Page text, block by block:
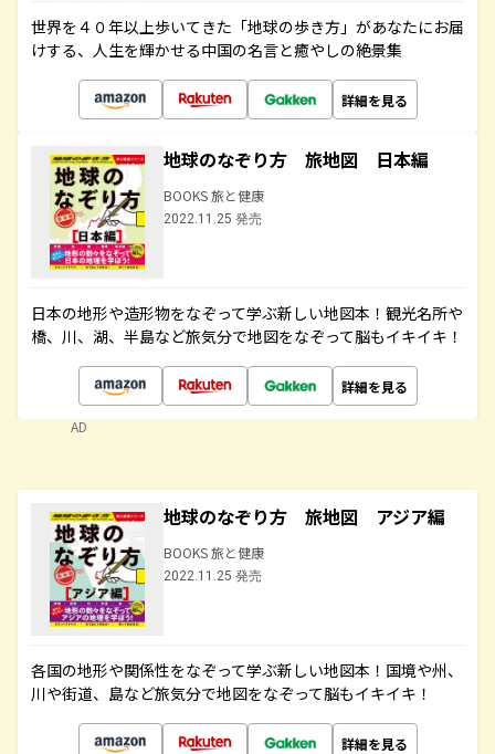
世界を４０年以上歩いてきた「地球の歩き方」があなたにお届
けする、人生を輝かせる中国の名言と癒やしの絶景集
詳細を見る
地球のなぞり方 旅地図 日本編
BOOKS 旅と健康
2022.11.25 発売
日本の地形や造形物をなぞって学ぶ新しい地図本！観光名所や
橋、川、湖、半島など旅気分で地図をなぞって脳もイキイキ！
詳細を見る
AD
地球のなぞり方 旅地図 アジア編
BOOKS 旅と健康
2022.11.25 発売
各国の地形や関係性をなぞって学ぶ新しい地図本！国境や州、
川や街道、島など旅気分で地図をなぞって脳もイキイキ！
詳細を見る